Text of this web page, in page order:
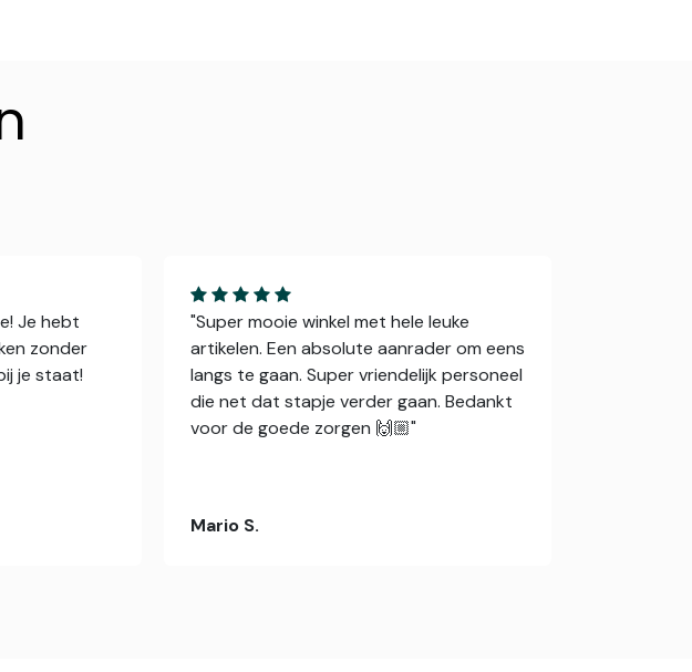
Je hebt
zonder
je staat!
"Super mooie winkel met hele leuke
artikelen. Een absolute aanrader om eens
langs te gaan. Super vriendelijk personeel
die net dat stapje verder gaan. Bedankt
voor de goede zorgen 🙌🏼"
Mario S.